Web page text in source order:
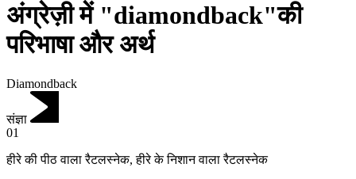
अंग्रेज़ी में "diamondback"की
परिभाषा और अर्थ
Diamondback
संज्ञा
01
हीरे की पीठ वाला रैटलस्नेक,हीरे के निशान वाला रैटलस्नेक